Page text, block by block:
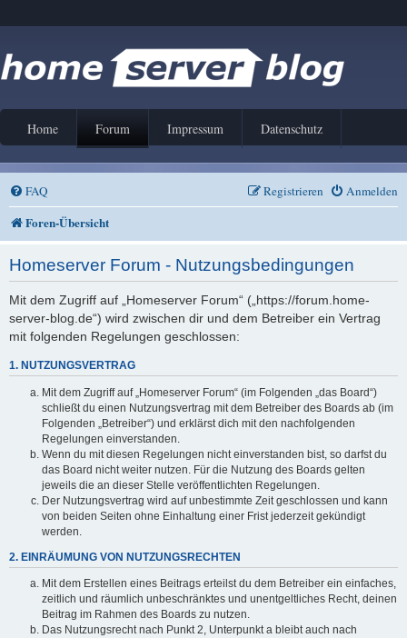
Home Forum Impressum Datenschutz
FAQ Anmelden
Registrieren
Foren-Übersicht
Homeserver Forum - Nutzungsbedingungen
Mit dem Zugriff auf „Homeserver Forum“ („https://forum.home-
server-blog.de“) wird zwischen dir und dem Betreiber ein Vertrag
mit folgenden Regelungen geschlossen:
1. NUTZUNGSVERTRAG
Mit dem Zugriff auf „Homeserver Forum“ (im Folgenden „das Board“)
schließt du einen Nutzungsvertrag mit dem Betreiber des Boards ab (im
Folgenden „Betreiber“) und erklärst dich mit den nachfolgenden
Regelungen einverstanden.
Wenn du mit diesen Regelungen nicht einverstanden bist, so darfst du
das Board nicht weiter nutzen. Für die Nutzung des Boards gelten
jeweils die an dieser Stelle veröffentlichten Regelungen.
Der Nutzungsvertrag wird auf unbestimmte Zeit geschlossen und kann
von beiden Seiten ohne Einhaltung einer Frist jederzeit gekündigt
werden.
2. EINRÄUMUNG VON NUTZUNGSRECHTEN
Mit dem Erstellen eines Beitrags erteilst du dem Betreiber ein einfaches,
zeitlich und räumlich unbeschränktes und unentgeltliches Recht, deinen
Beitrag im Rahmen des Boards zu nutzen.
Das Nutzungsrecht nach Punkt 2, Unterpunkt a bleibt auch nach